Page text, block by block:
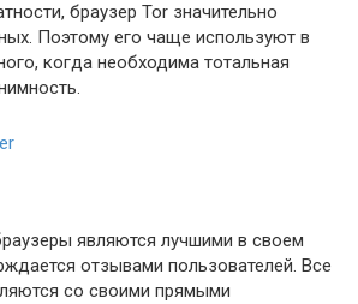
браузер Tor значительно
Поэтому его чаще используют в
когда необходима тотальная
являются лучшими в своем
отзывами пользователей. Все
со своими прямыми